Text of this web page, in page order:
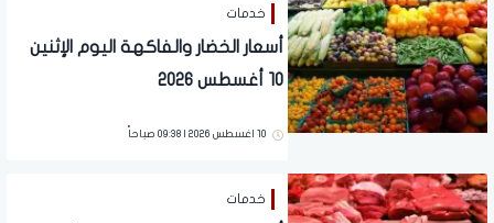
خدمات
أسعار الخضار والفاكهة اليوم الإثنين
10 أغسطس 2026
10 اغسطس 2026 | 09:38 صباحاً
خدمات